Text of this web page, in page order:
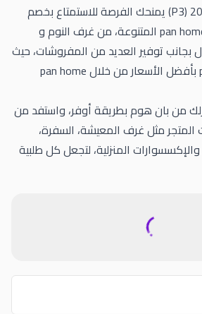
كود خصم بان هوم 2026 (P3) يمنحك الفرصة للاستمتاع بخصم
10% على منتجات pan home uae المتنوعة، من غرف النوم و
بجانب توفير العديد من المفروشات، حيث
تتميز منتجات pan home بأفضل الأسعار من خلال pan home
من بان هوم بطريقة أوفر، واستفد من
مثل غرف المعيشة، السفرة،
المنزلية، لتجعل كل طلبية